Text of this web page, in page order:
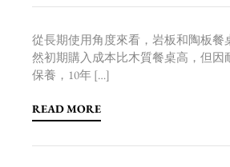
從長期使用角度來看，岩板和陶板餐
然初期購入成本比木質餐桌高，但因
保養，10年 […]
READ MORE